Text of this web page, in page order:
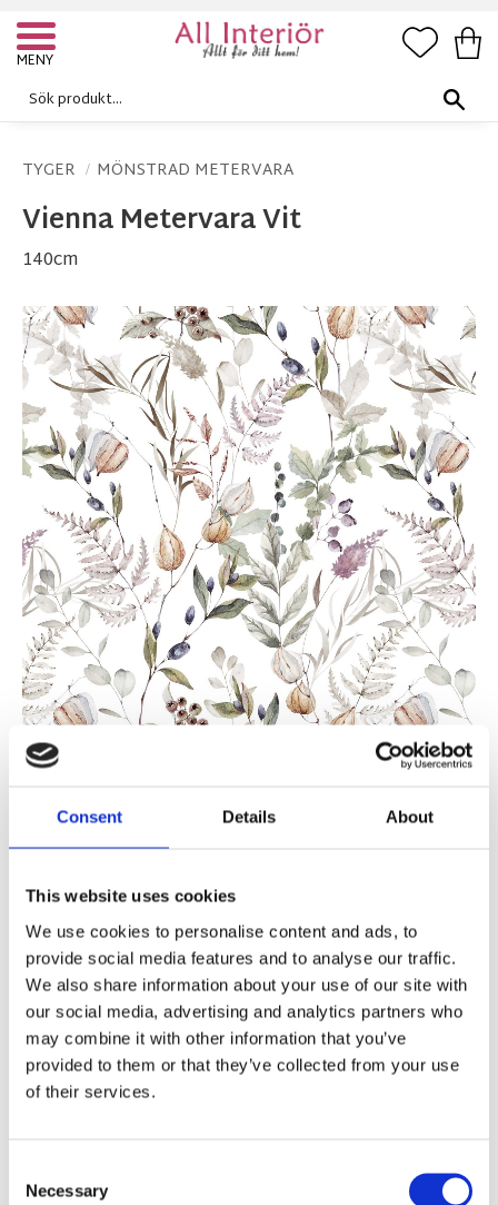
Consent Details About
This website uses cookies
We use cookies to personalise content and ads, to
provide social media features and to analyse our traffic.
We also share information about your use of our site with
our social media, advertising and analytics partners who
may combine it with other information that you’ve
provided to them or that they’ve collected from your use
of their services.
Selection
Necessary
Meny
TYGER MÖNSTRAD METERVARA
Vienna Metervara Vit
140cm
149 KR/M
m
Lagerstatus 11.05 m i lager Artikelnr 29355 Tillverkare
Redlunds
Fri frakt över 995kr
Snabba leveranser
Enkel betalning med Klarna
BESKRIVNING